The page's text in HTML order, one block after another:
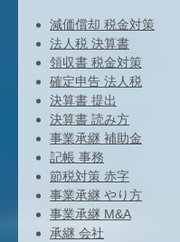
減価償却 税金対策
法人税 決算書
領収書 税金対策
確定申告 法人税
決算書 提出
決算書 読み方
事業承継 補助金
記帳 事務
節税対策 赤字
事業承継 やり方
事業承継 M&A
承継 会社